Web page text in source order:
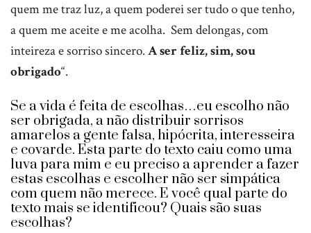
quem me traz luz, a quem poderei ser tudo o que tenho,
a quem me aceite e me acolha. Sem delongas, com
inteireza e sorriso sincero.A ser feliz, sim, sou
obrigado“.
Se a vida é feita de escolhas…eu escolho não
ser obrigada, a não distribuir sorrisos
amarelos a gente falsa, hipócrita, interesseira
e covarde. Esta parte do texto caiu como uma
luva para mim e eu preciso a aprender a fazer
estas escolhas e escolher não ser simpática
com quem não merece. E você qual parte do
texto mais se identificou? Quais são suas
escolhas?